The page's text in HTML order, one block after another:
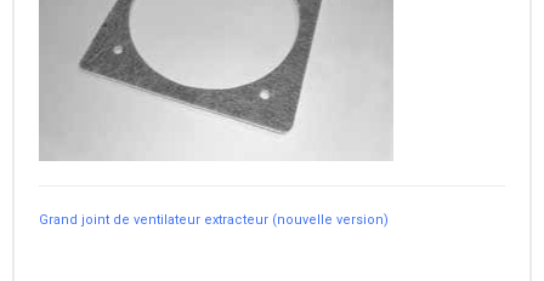
Grand joint de ventilateur extracteur (nouvelle version)